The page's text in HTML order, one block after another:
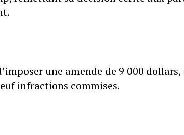
une amende de 9 000
infractions commises.